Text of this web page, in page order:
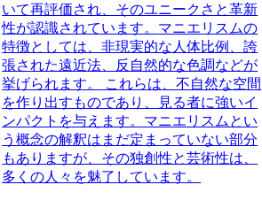
いて再評価され、そのユニークさと革新
性が認識されています。 マニエリスムの
特徴としては、非現実的な人体比例、誇
張された遠近法、反自然的な色調などが
挙げられます。
これらは、不自然な空間
を作り出すものであり、見る者に強いイ
ンパクトを与えます。マニエリスムとい
う概念の解釈はまだ定まっていない部分
もありますが、その独創性と芸術性は、
多くの人々を魅了しています。